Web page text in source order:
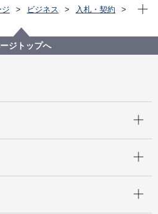
ビジネス
入札・契約
【公募型プロポーザル方式】横浜版
びモデル校における試行運用等業
現在
ジトップへ